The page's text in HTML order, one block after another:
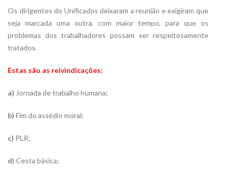
Os dirigentes do Unificados deixaram a reunião e exigiram que
seja marcada uma outra, com maior tempo, para que os
problemas dos trabalhadores possam ser respeitosamente
tratados.
Estas são as reivindicações:
a) Jornada de trabalho humana;
b) Fim do assédio moral;
c) PLR;
d) Cesta básica;